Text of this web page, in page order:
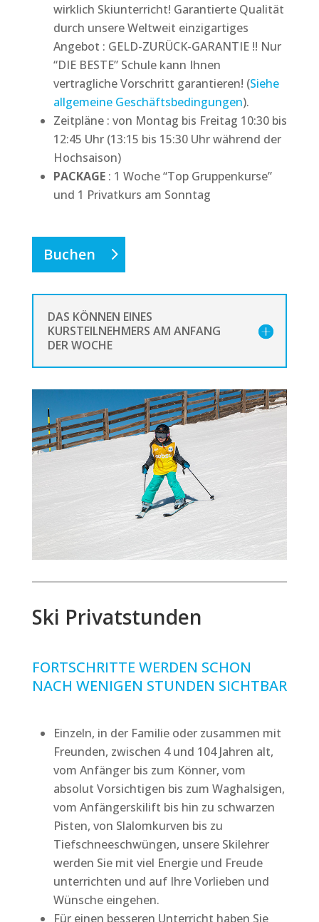
wirklich Skiunterricht! Garantierte Qualität
durch unsere Weltweit einzigartiges
Angebot : GELD-ZURÜCK-GARANTIE !! Nur
“DIE BESTE” Schule kann Ihnen
vertragliche Vorschritt garantieren! (Siehe
allgemeine Geschäftsbedingungen).
Zeitpläne : von Montag bis Freitag 10:30 bis
12:45 Uhr (13:15 bis 15:30 Uhr während der
Hochsaison)
PACKAGE: 1 Woche “Top Gruppenkurse”
und 1 Privatkurs am Sonntag
Buchen
DAS KÖNNEN EINES
KURSTEILNEHMERS AM ANFANG
DER WOCHE
Ski Privatstunden
FORTSCHRITTE WERDEN SCHON
NACH WENIGEN STUNDEN SICHTBAR
Einzeln, in der Familie oder zusammen mit
Freunden, zwischen 4 und 104 Jahren alt,
vom Anfänger bis zum Könner, vom
absolut Vorsichtigen bis zum Waghalsigen,
vom Anfängerskilift bis hin zu schwarzen
Pisten, von Slalomkurven bis zu
Tiefschneeschwüngen, unsere Skilehrer
werden Sie mit viel Energie und Freude
unterrichten und auf Ihre Vorlieben und
Wünsche eingehen.
Für einen besseren Unterricht haben Sie